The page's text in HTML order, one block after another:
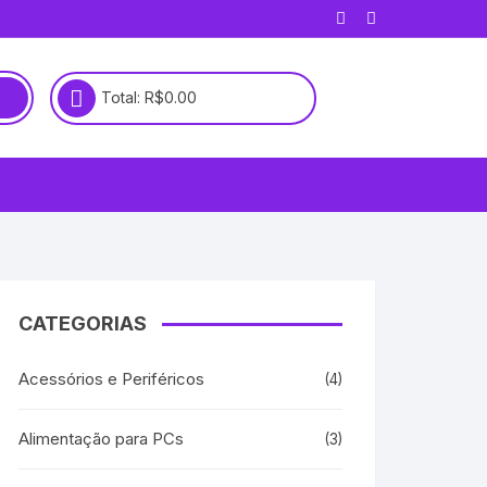
Total: R$0.00
CATEGORIAS
Acessórios e Periféricos (4)
Alimentação para PCs (3)